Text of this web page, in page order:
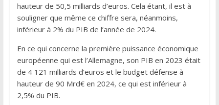
hauteur de 50,5 milliards d’euros. Cela étant, il est à
souligner que même ce chiffre sera, néanmoins,
inférieur à 2% du PIB de l’année de 2024.
En ce qui concerne la première puissance économique
européenne qui est l’Allemagne, son PIB en 2023 était
de 4 121 milliards d’euros et le budget défense à
hauteur de 90 Mrd€ en 2024, ce qui est inférieur à
2,5% du PIB.